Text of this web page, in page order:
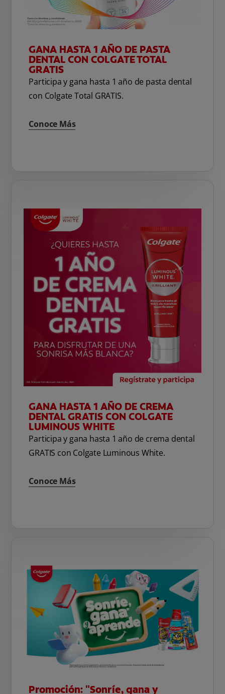
GANA HASTA 1 AÑO DE PASTA
DENTAL CON COLGATE TOTAL
GRATIS
Participa y gana hasta 1 año de pasta dental
con Colgate Total GRATIS.
Conoce Más
GANA HASTA 1 AÑO DE CREMA
DENTAL GRATIS CON COLGATE
LUMINOUS WHITE
Participa y gana hasta 1 año de crema dental
GRATIS con Colgate Luminous White.
Conoce Más
Promoción: "Sonríe, gana y